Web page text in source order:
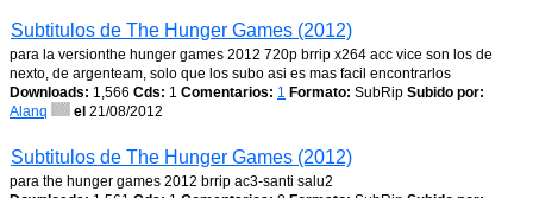
Subtitulos de The Hunger Games (2012)
para la versionthe hunger games 2012 720p brrip x264 acc vice son los de
nexto, de argenteam, solo que los subo asi es mas facil encontrarlos
Downloads: 1,566 Cds: 1 Comentarios: 1 Formato: SubRip Subido por:
Alanq
el 21/08/2012
Subtitulos de The Hunger Games (2012)
para the hunger games 2012 brrip ac3-santi salu2